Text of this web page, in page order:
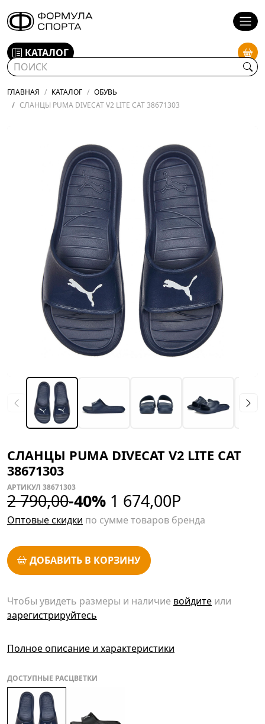
КАТАЛОГ
ГЛАВНАЯ КАТАЛОГ
ОБУВЬ
СЛАНЦЫ PUMA DIVECAT V2 LITE CAT 38671303
СЛАНЦЫ PUMA DIVECAT V2 LITE CAT
38671303
АРТИКУЛ 38671303
2 790,00-40% 1 674,00Р
Оптовые скидки по сумме товаров бренда
ДОБАВИТЬ В КОРЗИНУ
Чтобы увидеть размеры и наличие войдите или
зарегистрируйтесь
Полное описание и характеристики
ДОСТУПНЫЕ РАСЦВЕТКИ